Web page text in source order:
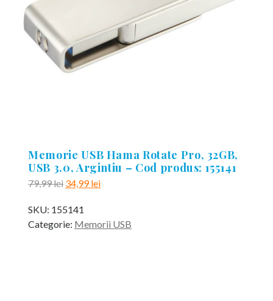
Memorie USB Hama Rotate Pro, 32GB,
USB 3.0, Argintiu – Cod produs: 155141
79,99lei Prețul
a
fost:
34,99leiPrețul
34,99 lei.
SKU: 155141
Categorie: Memorii USB